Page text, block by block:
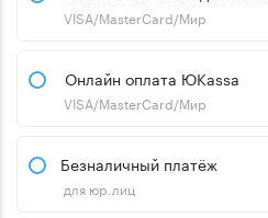
VISA/MasterCard/Мир
Онлайн оплата ЮKassa
VISA/MasterCard/Мир
Безналичный платёж
для юр.лиц